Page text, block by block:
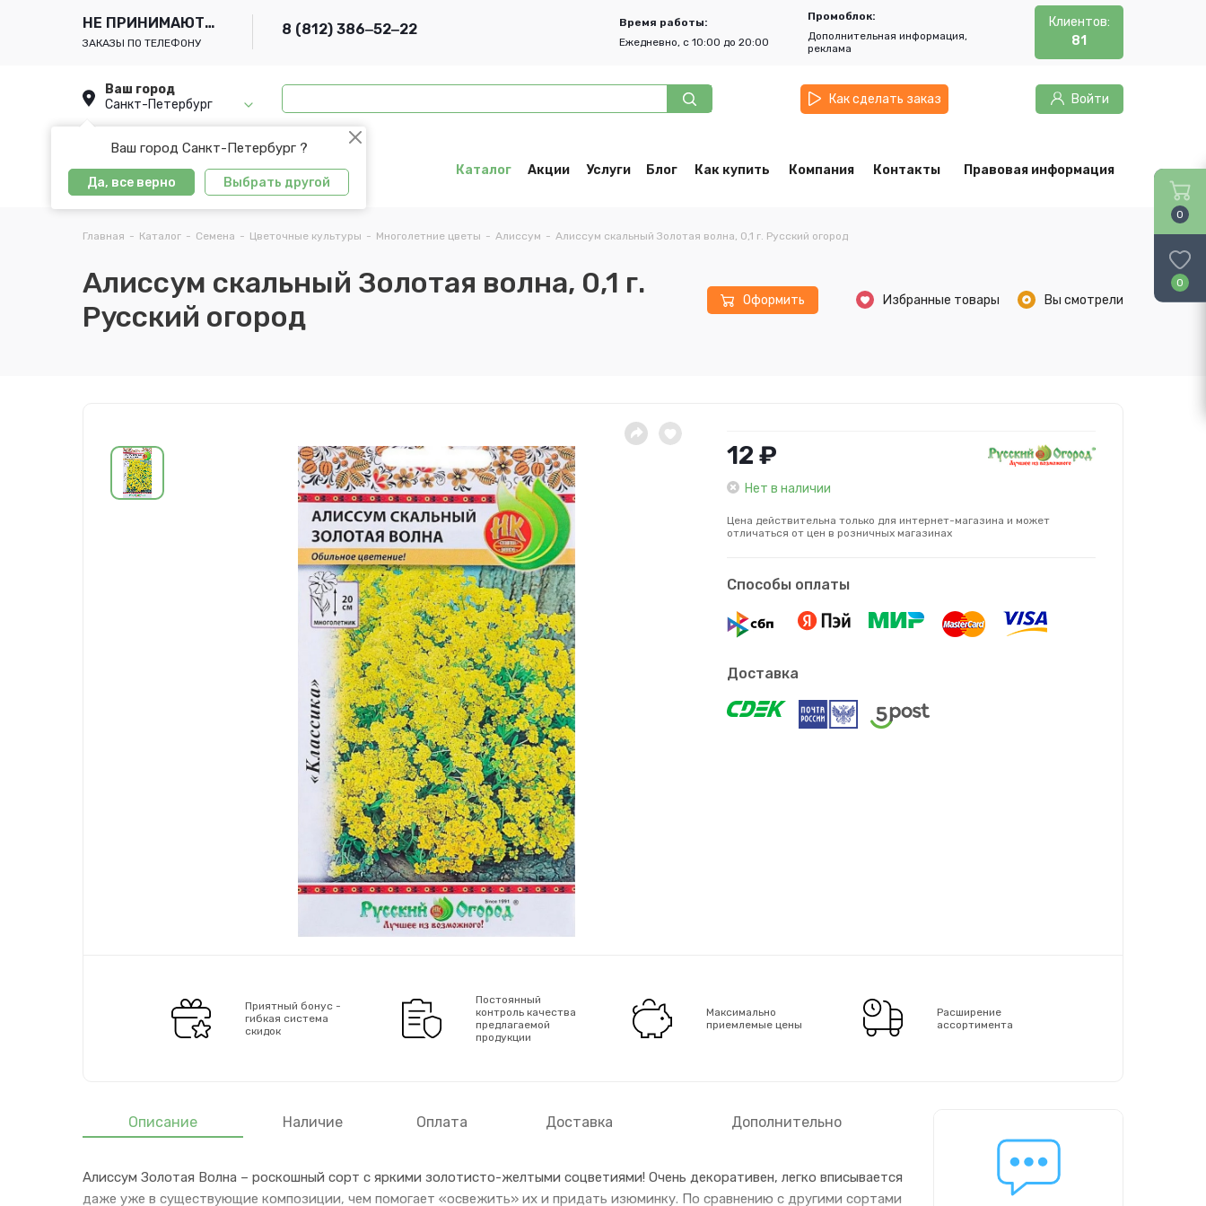
НЕ ПРИНИМАЮТСЯ
ЗАКАЗЫ ПО ТЕЛЕФОНУ
8 (812) 386‒52‒22
Время работы:
Ежедневно, с 10:00 до 20:00
Промоблок:
Дополнительная информация,
реклама
Клиентов:
81
Ваш город
Санкт-Петербург
Ваш город Санкт-Петербург ?
Да, все верно Выбрать другой
Как сделать заказ Войти
Каталог Акции Услуги Блог Как купить Компания Контакты Правовая информация
Главная - Каталог - Семена - Цветочные культуры - Многолетние цветы - Алиссум - Алиссум скальный Золотая волна, 0,1 г. Русский огород
Алиссум скальный Золотая волна, 0,1 г.
Русский огород
Оформить Избранные товары Вы смотрели
12 ₽
Нет в наличии
Цена действительна только для интернет-магазина и может
отличаться от цен в розничных магазинах
Способы оплаты
Доставка
Приятный бонус -
гибкая система
скидок
Постоянный
контроль качества
предлагаемой
продукции
Максимально
приемлемые цены
Расширение
ассортимента
Описание Наличие Оплата Доставка Дополнительно
Алиссум Золотая Волна – роскошный сорт с яркими золотисто-желтыми соцветиями! Очень декоративен, легко вписывается
даже уже в существующие композиции, чем помогает «освежить» их и придать изюминку. По сравнению с другими сортами
0
0